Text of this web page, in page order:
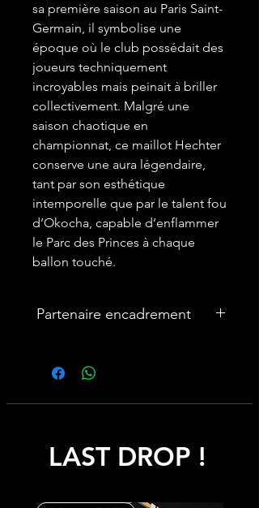
sa première saison au Paris Saint-
Germain, il symbolise une
époque où le club possédait des
joueurs techniquement
incroyables mais peinait à briller
collectivement. Malgré une
saison chaotique en
championnat, ce maillot Hechter
conserve une aura légendaire,
tant par son esthétique
intemporelle que par le talent fou
d’Okocha, capable d’enflammer
le Parc des Princes à chaque
ballon touché.
Partenaire encadrement
🎨Vous souhaitez encadrer votre
maillot ? Nous avons un partenariat
My Goat propose des cadres pour
maillot de foot personnalisables avec
rapidement et facilement pour un
LAST DROP !